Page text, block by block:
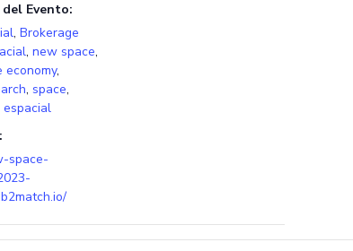
Evento:
, Brokerage
, new space,
economy,
, space,
space-